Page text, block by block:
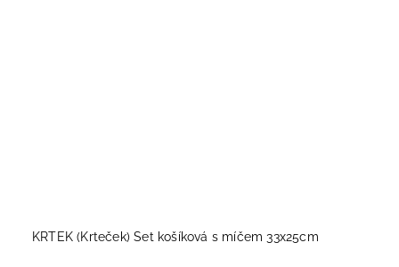
KRTEK (Krteček) Set košíková s míčem 33x25cm